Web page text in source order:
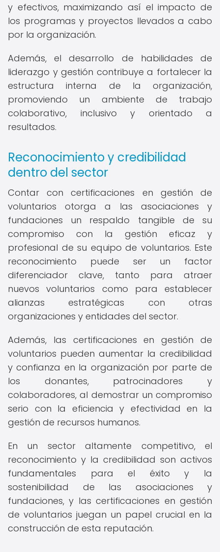
y efectivos, maximizando así el impacto de
los programas y proyectos llevados a cabo
por la organización.
Además, el desarrollo de habilidades de
liderazgo y gestión contribuye a fortalecer la
estructura interna de la organización,
promoviendo un ambiente de trabajo
colaborativo, inclusivo y orientado a
resultados.
Reconocimiento y credibilidad
dentro del sector
Contar con certificaciones en gestión de
voluntarios otorga a las asociaciones y
fundaciones un respaldo tangible de su
compromiso con la gestión eficaz y
profesional de su equipo de voluntarios. Este
reconocimiento puede ser un factor
diferenciador clave, tanto para atraer
nuevos voluntarios como para establecer
alianzas estratégicas con otras
organizaciones y entidades del sector.
Además, las certificaciones en gestión de
voluntarios pueden aumentar la credibilidad
y confianza en la organización por parte de
los donantes, patrocinadores y
colaboradores, al demostrar un compromiso
serio con la eficiencia y efectividad en la
gestión de recursos humanos.
En un sector altamente competitivo, el
reconocimiento y la credibilidad son activos
fundamentales para el éxito y la
sostenibilidad de las asociaciones y
fundaciones, y las certificaciones en gestión
de voluntarios juegan un papel crucial en la
construcción de esta reputación.